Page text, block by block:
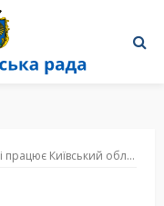
обласний центр допомоги Захисникам України